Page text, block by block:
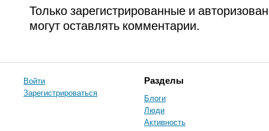
Только зарегистрированные и
могут оставлять комментарии.
Войти
Зарегистрироваться
Разделы
Блоги
Люди
Активность